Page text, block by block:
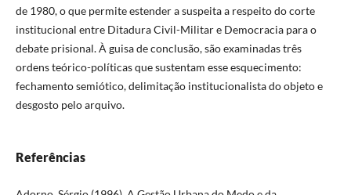
de 1980, o que permite estender a suspeita a respeito do corte
institucional entre Ditadura Civil-Militar e Democracia para o
debate prisional. À guisa de conclusão, são examinadas três
ordens teórico-políticas que sustentam esse esquecimento:
fechamento semiótico, delimitação institucionalista do objeto e
desgosto pelo arquivo.
Referências